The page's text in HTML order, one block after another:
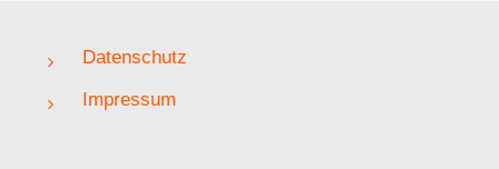
Datenschutz
Impressum